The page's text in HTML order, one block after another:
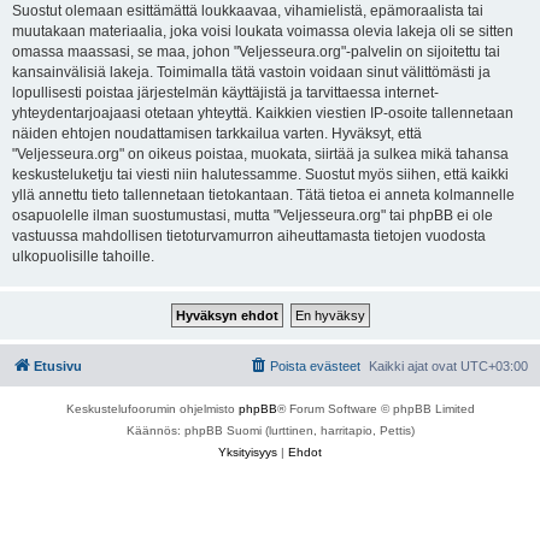
Suostut olemaan esittämättä loukkaavaa, vihamielistä, epämoraalista tai
muutakaan materiaalia, joka voisi loukata voimassa olevia lakeja oli se sitten
omassa maassasi, se maa, johon "Veljesseura.org"-palvelin on sijoitettu tai
kansainvälisiä lakeja. Toimimalla tätä vastoin voidaan sinut välittömästi ja
lopullisesti poistaa järjestelmän käyttäjistä ja tarvittaessa internet-
yhteydentarjoajaasi otetaan yhteyttä. Kaikkien viestien IP-osoite tallennetaan
näiden ehtojen noudattamisen tarkkailua varten. Hyväksyt, että
"Veljesseura.org" on oikeus poistaa, muokata, siirtää ja sulkea mikä tahansa
keskusteluketju tai viesti niin halutessamme. Suostut myös siihen, että kaikki
yllä annettu tieto tallennetaan tietokantaan. Tätä tietoa ei anneta kolmannelle
osapuolelle ilman suostumustasi, mutta "Veljesseura.org" tai phpBB ei ole
vastuussa mahdollisen tietoturvamurron aiheuttamasta tietojen vuodosta
ulkopuolisille tahoille.
Etusivu Kaikki ajat ovat UTC+03:00
Poista evästeet
Keskustelufoorumin ohjelmisto phpBB® Forum Software © phpBB Limited
Käännös: phpBB Suomi (lurttinen, harritapio, Pettis)
Yksityisyys | Ehdot